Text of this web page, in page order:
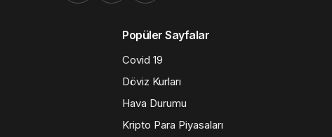
Popüler Sayfalar
Covid 19
Döviz Kurları
Hava Durumu
Kripto Para Piyasaları